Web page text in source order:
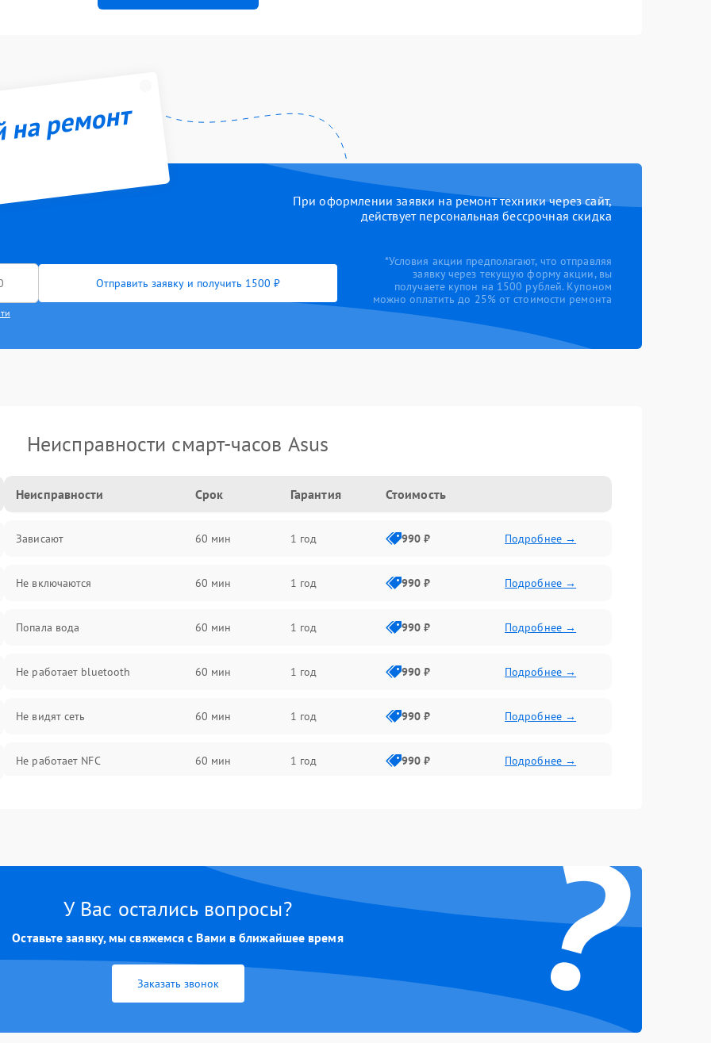
ремонт
При оформлении заявки на ремонт техники через сайт,
действует персональная бессрочная скидка
Отправить заявку и получить 1500 ₽
*Условия акции предполагают, что отправляя
заявку через текущую форму акции, вы
получаете купон на 1500 рублей. Купоном
можно оплатить до 25% от стоимости ремонта
Неисправности смарт-часов Asus
Неисправности Срок Гарантия Стоимость
Зависают 60 мин 1 год 990 ₽ Подробнее →
Не включаются 60 мин 1 год 990 ₽ Подробнее →
Попала вода 60 мин 1 год 990 ₽ Подробнее →
Не работает bluetooth 60 мин 1 год 990 ₽ Подробнее →
Не видят сеть 60 мин 1 год 990 ₽ Подробнее →
Не работает NFC 60 мин 1 год 990 ₽ Подробнее →
?
У Вас остались вопросы?
Оставьте заявку, мы свяжемся с Вами в ближайшее время
Заказать звонок